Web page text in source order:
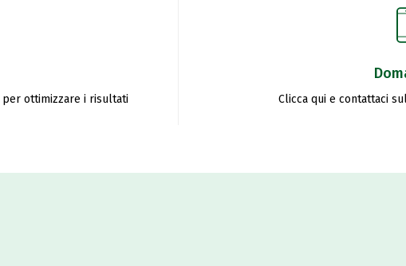
per ottimizzare i risultati Clicca qui e contattaci